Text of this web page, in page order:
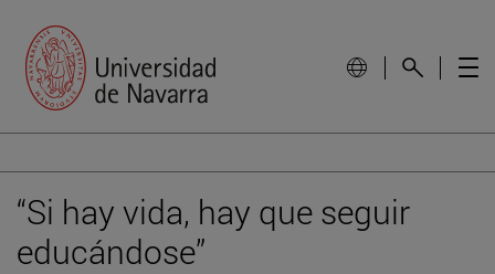
“Si hay vida, hay que seguir
educándose”